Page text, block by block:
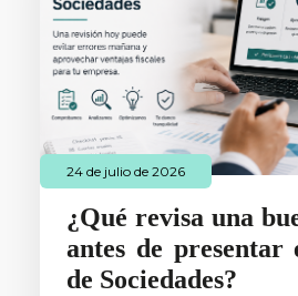
24 de julio de 2026
¿Qué revisa una
antes de presentar
de Sociedades?